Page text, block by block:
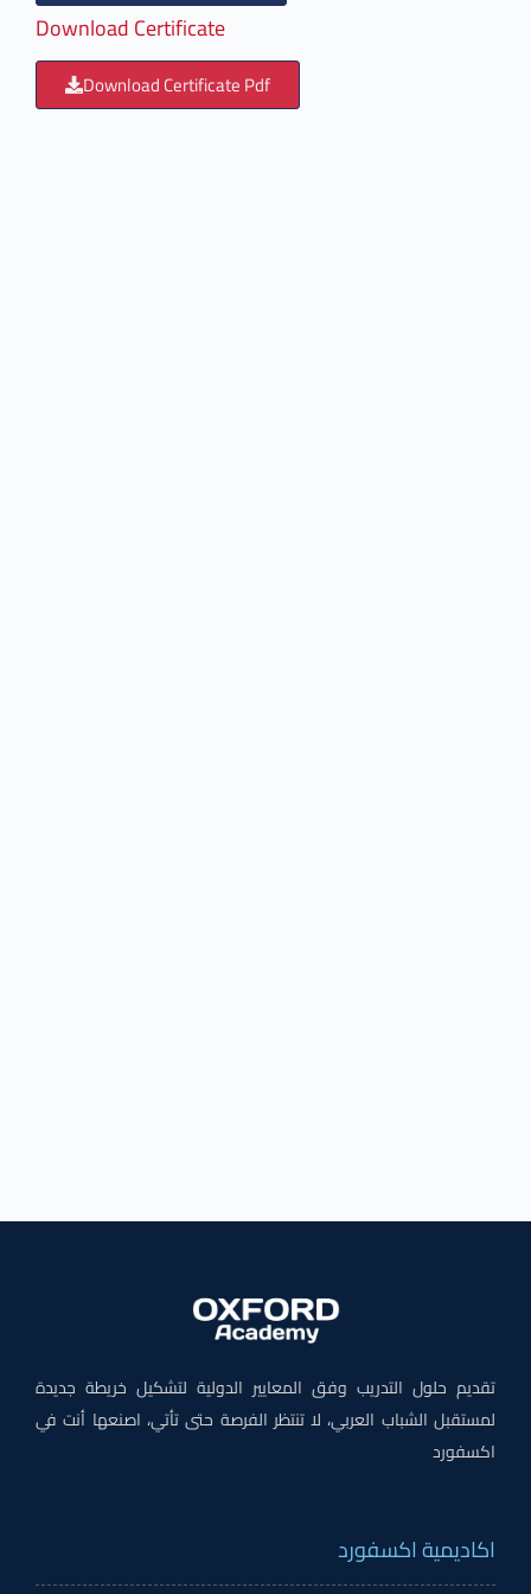
Download Certificate
Download Certificate Pdf
تقديم حلول التدريب وفق المعايير الدولية لتشكيل خريطة جديدة
لمستقبل الشباب العربي، لا تنتظر الفرصة حتى تأتي، اصنعها أنت في
اكسفورد
اكاديمية اكسفورد